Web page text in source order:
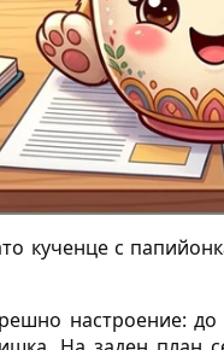
кученце с
настроение: